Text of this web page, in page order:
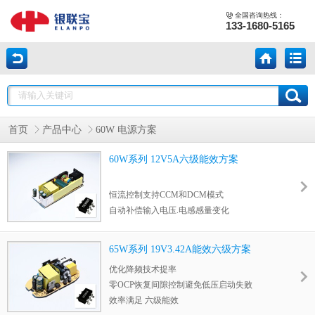
全国咨询热线：
133-1680-5165
首页 产品中心 60W 电源方案
60W系列 12V5A六级能效方案
恒流控制支持CCM和DCM模式
自动补偿输入电压.电感感量变化
65KHZ 固定工作频率
启动电流
逐周期电流限制,
内置斜率补偿
65W系列 19V3.42A能效六级方案
优化降频技术提率
零OCP恢复间隙控制避免低压启动失败
效率满足 六级能效